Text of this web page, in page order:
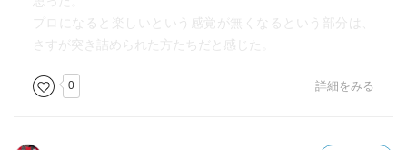
プロになると楽しいという感覚が無くなるという部分は、
さすが突き詰められた方たちだと感じた。
0 詳細をみる